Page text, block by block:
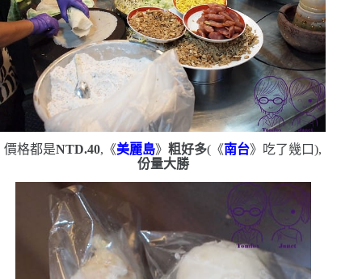
價格都是NTD.40,《美麗島》粗好多( 《南台》吃了幾口),
份量大勝